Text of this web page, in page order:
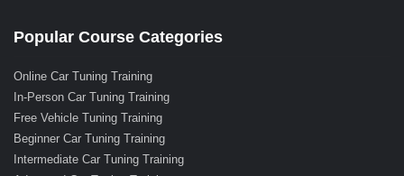
Popular Course Categories
Online Car Tuning Training
In-Person Car Tuning Training
Free Vehicle Tuning Training
Beginner Car Tuning Training
Intermediate Car Tuning Training